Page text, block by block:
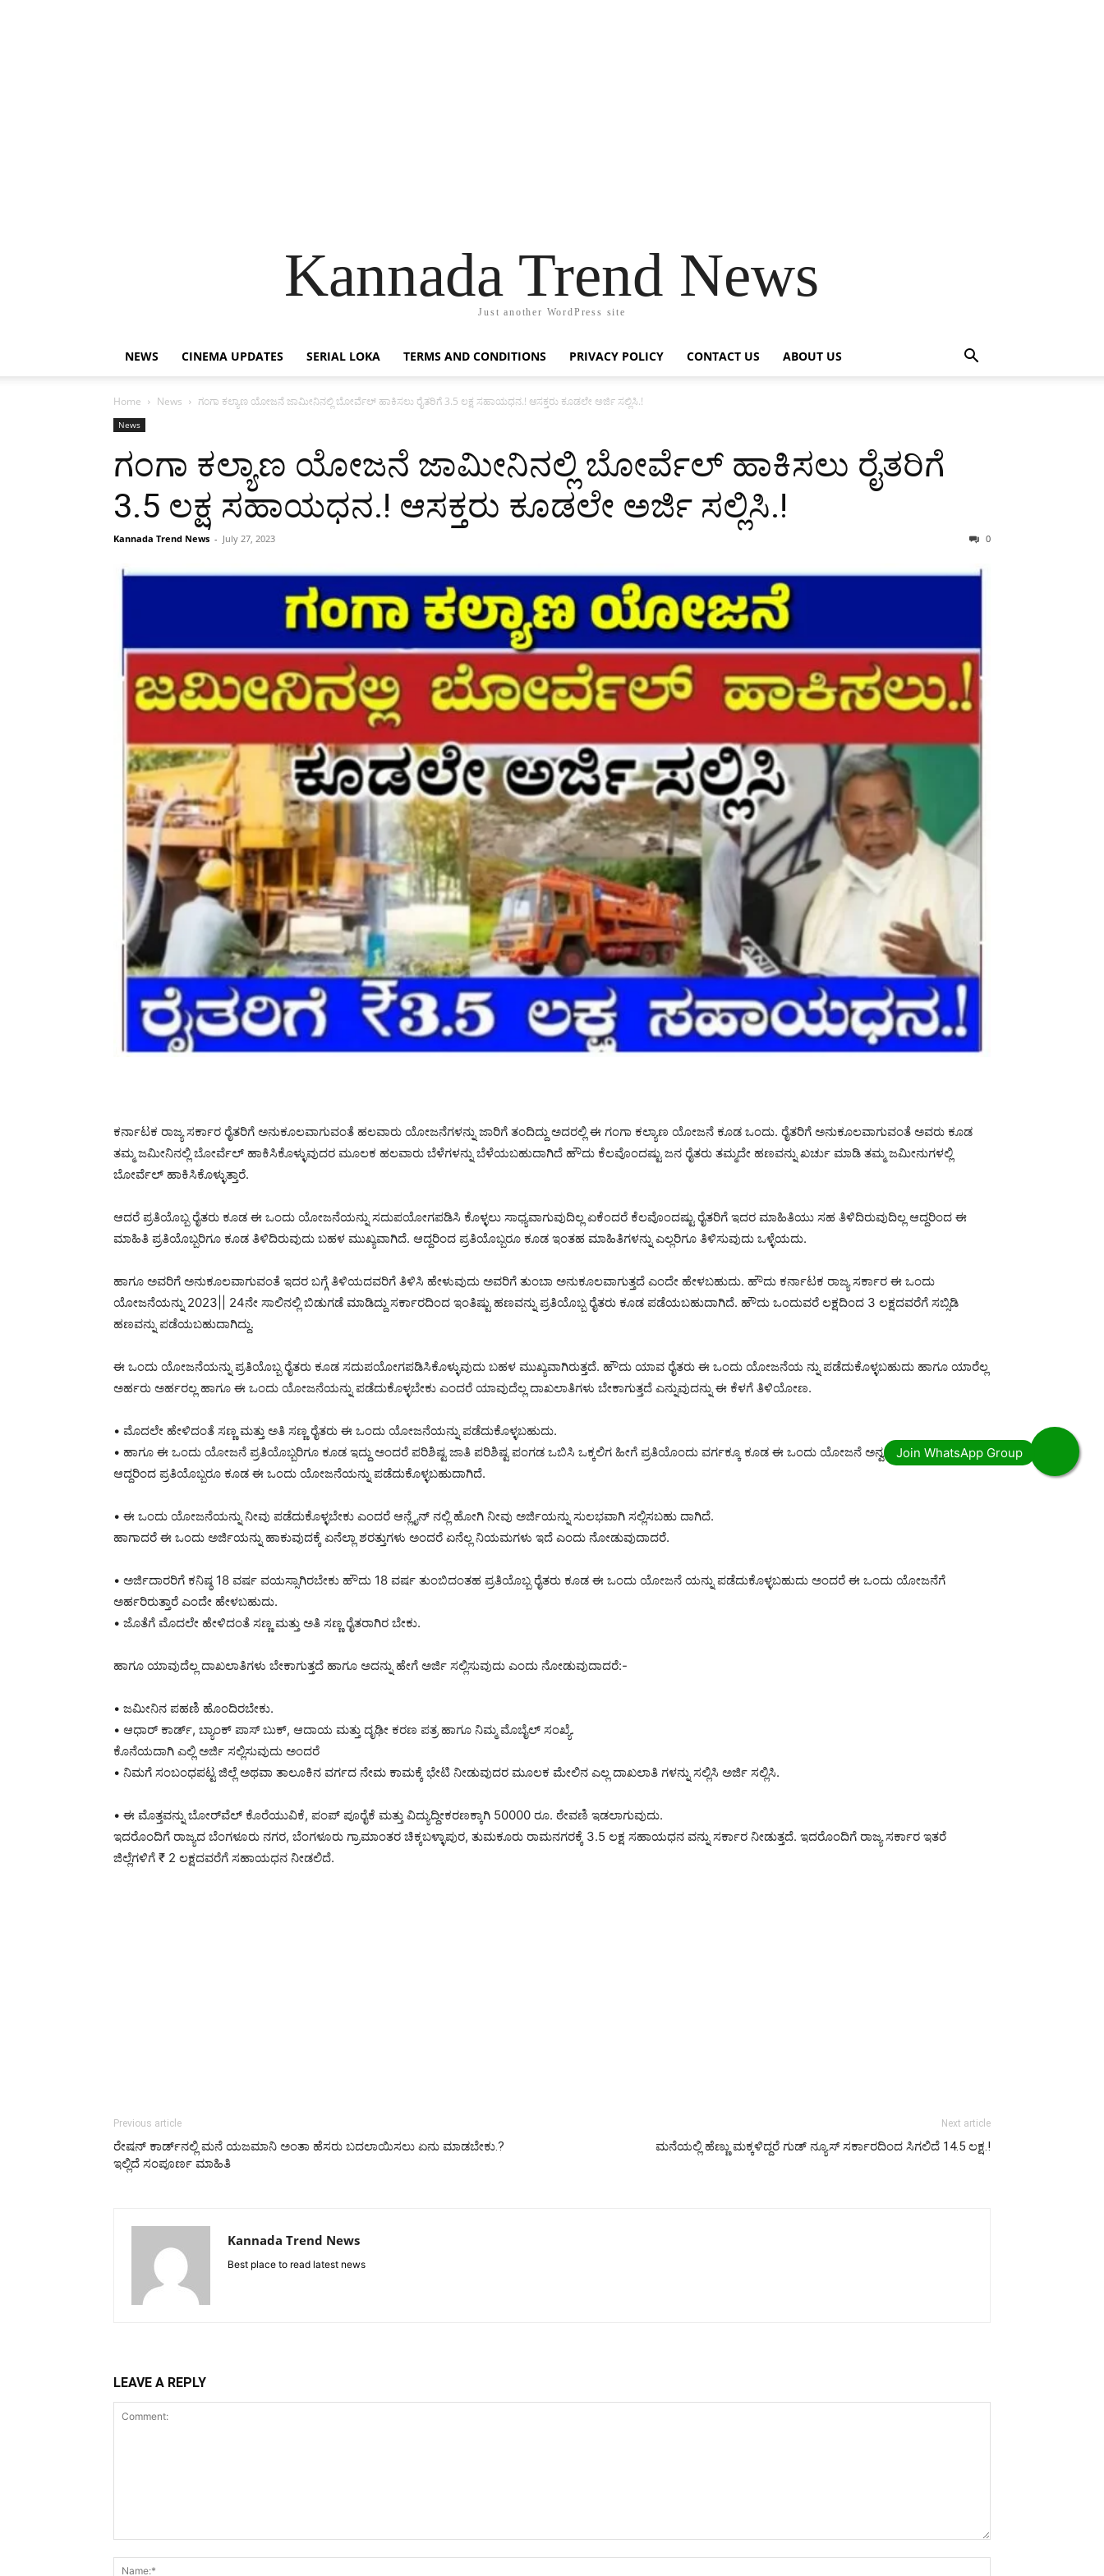
Kannada Trend News
Just another WordPress site
NEWS CINEMA UPDATES SERIAL LOKA TERMS AND CONDITIONS PRIVACY POLICY CONTACT US ABOUT US
Home News ಗಂಗಾ ಕಲ್ಯಾಣ ಯೋಜನೆ ಜಾಮೀನಿನಲ್ಲಿ ಬೋರ್ವೆಲ್ ಹಾಕಿಸಲು ರೈತರಿಗೆ 3.5 ಲಕ್ಷ ಸಹಾಯಧನ.! ಆಸಕ್ತರು ಕೂಡಲೇ ಅರ್ಜಿ ಸಲ್ಲಿಸಿ.!
News
ಗಂಗಾ ಕಲ್ಯಾಣ ಯೋಜನೆ ಜಾಮೀನಿನಲ್ಲಿ ಬೋರ್ವೆಲ್ ಹಾಕಿಸಲು ರೈತರಿಗೆ
3.5 ಲಕ್ಷ ಸಹಾಯಧನ.! ಆಸಕ್ತರು ಕೂಡಲೇ ಅರ್ಜಿ ಸಲ್ಲಿಸಿ.!
Kannada Trend News - July 27, 2023 0
ಕರ್ನಾಟಕ ರಾಜ್ಯ ಸರ್ಕಾರ ರೈತರಿಗೆ ಅನುಕೂಲವಾಗುವಂತೆ ಹಲವಾರು ಯೋಜನೆಗಳನ್ನು ಜಾರಿಗೆ ತಂದಿದ್ದು ಅದರಲ್ಲಿ ಈ ಗಂಗಾ ಕಲ್ಯಾಣ ಯೋಜನೆ ಕೂಡ ಒಂದು. ರೈತರಿಗೆ ಅನುಕೂಲವಾಗುವಂತೆ ಅವರು ಕೂಡ
ತಮ್ಮ ಜಮೀನಿನಲ್ಲಿ ಬೋರ್ವೆಲ್ ಹಾಕಿಸಿಕೊಳ್ಳುವುದರ ಮೂಲಕ ಹಲವಾರು ಬೆಳೆಗಳನ್ನು ಬೆಳೆಯಬಹುದಾಗಿದೆ ಹೌದು ಕೆಲವೊಂದಷ್ಟು ಜನ ರೈತರು ತಮ್ಮದೇ ಹಣವನ್ನು ಖರ್ಚು ಮಾಡಿ ತಮ್ಮ ಜಮೀನುಗಳಲ್ಲಿ
ಬೋರ್ವೆಲ್ ಹಾಕಿಸಿಕೊಳ್ಳುತ್ತಾರೆ.
ಆದರೆ ಪ್ರತಿಯೊಬ್ಬ ರೈತರು ಕೂಡ ಈ ಒಂದು ಯೋಜನೆಯನ್ನು ಸದುಪಯೋಗಪಡಿಸಿ ಕೊಳ್ಳಲು ಸಾಧ್ಯವಾಗುವುದಿಲ್ಲ ಏಕೆಂದರೆ ಕೆಲವೊಂದಷ್ಟು ರೈತರಿಗೆ ಇದರ ಮಾಹಿತಿಯು ಸಹ ತಿಳಿದಿರುವುದಿಲ್ಲ ಆದ್ದರಿಂದ ಈ
ಮಾಹಿತಿ ಪ್ರತಿಯೊಬ್ಬರಿಗೂ ಕೂಡ ತಿಳಿದಿರುವುದು ಬಹಳ ಮುಖ್ಯವಾಗಿದೆ. ಆದ್ದರಿಂದ ಪ್ರತಿಯೊಬ್ಬರೂ ಕೂಡ ಇಂತಹ ಮಾಹಿತಿಗಳನ್ನು ಎಲ್ಲರಿಗೂ ತಿಳಿಸುವುದು ಒಳ್ಳೆಯದು.
ಹಾಗೂ ಅವರಿಗೆ ಅನುಕೂಲವಾಗುವಂತೆ ಇದರ ಬಗ್ಗೆ ತಿಳಿಯದವರಿಗೆ ತಿಳಿಸಿ ಹೇಳುವುದು ಅವರಿಗೆ ತುಂಬಾ ಅನುಕೂಲವಾಗುತ್ತದೆ ಎಂದೇ ಹೇಳಬಹುದು. ಹೌದು ಕರ್ನಾಟಕ ರಾಜ್ಯ ಸರ್ಕಾರ ಈ ಒಂದು
ಯೋಜನೆಯನ್ನು 2023|| 24ನೇ ಸಾಲಿನಲ್ಲಿ ಬಿಡುಗಡೆ ಮಾಡಿದ್ದು ಸರ್ಕಾರದಿಂದ ಇಂತಿಷ್ಟು ಹಣವನ್ನು ಪ್ರತಿಯೊಬ್ಬ ರೈತರು ಕೂಡ ಪಡೆಯಬಹುದಾಗಿದೆ. ಹೌದು ಒಂದುವರೆ ಲಕ್ಷದಿಂದ 3 ಲಕ್ಷದವರೆಗೆ ಸಬ್ಸಿಡಿ
ಹಣವನ್ನು ಪಡೆಯಬಹುದಾಗಿದ್ದು.
ಈ ಒಂದು ಯೋಜನೆಯನ್ನು ಪ್ರತಿಯೊಬ್ಬ ರೈತರು ಕೂಡ ಸದುಪಯೋಗಪಡಿಸಿಕೊಳ್ಳುವುದು ಬಹಳ ಮುಖ್ಯವಾಗಿರುತ್ತದೆ. ಹೌದು ಯಾವ ರೈತರು ಈ ಒಂದು ಯೋಜನೆಯ ನ್ನು ಪಡೆದುಕೊಳ್ಳಬಹುದು ಹಾಗೂ ಯಾರೆಲ್ಲ
ಅರ್ಹರು ಅರ್ಹರಲ್ಲ ಹಾಗೂ ಈ ಒಂದು ಯೋಜನೆಯನ್ನು ಪಡೆದುಕೊಳ್ಳಬೇಕು ಎಂದರೆ ಯಾವುದೆಲ್ಲ ದಾಖಲಾತಿಗಳು ಬೇಕಾಗುತ್ತದೆ ಎನ್ನುವುದನ್ನು ಈ ಕೆಳಗೆ ತಿಳಿಯೋಣ.
• ಮೊದಲೇ ಹೇಳಿದಂತೆ ಸಣ್ಣ ಮತ್ತು ಅತಿ ಸಣ್ಣ ರೈತರು ಈ ಒಂದು ಯೋಜನೆಯನ್ನು ಪಡೆದುಕೊಳ್ಳಬಹುದು.
• ಹಾಗೂ ಈ ಒಂದು ಯೋಜನೆ ಪ್ರತಿಯೊಬ್ಬರಿಗೂ ಕೂಡ ಇದ್ದು ಅಂದರೆ ಪರಿಶಿಷ್ಟ ಜಾತಿ ಪರಿಶಿಷ್ಟ ಪಂಗಡ ಒಬಿಸಿ ಒಕ್ಕಲಿಗ ಹೀಗೆ ಪ್ರತಿಯೊಂದು ವರ್ಗಕ್ಕೂ ಕೂಡ ಈ ಒಂದು ಯೋಜನೆ ಅನ್ವಯವಾಗು ತ್ತದೆ.
ಆದ್ದರಿಂದ ಪ್ರತಿಯೊಬ್ಬರೂ ಕೂಡ ಈ ಒಂದು ಯೋಜನೆಯನ್ನು ಪಡೆದುಕೊಳ್ಳಬಹುದಾಗಿದೆ.
• ಈ ಒಂದು ಯೋಜನೆಯನ್ನು ನೀವು ಪಡೆದುಕೊಳ್ಳಬೇಕು ಎಂದರೆ ಆನ್ಲೈನ್ ನಲ್ಲಿ ಹೋಗಿ ನೀವು ಅರ್ಜಿಯನ್ನು ಸುಲಭವಾಗಿ ಸಲ್ಲಿಸಬಹು ದಾಗಿದೆ.
ಹಾಗಾದರೆ ಈ ಒಂದು ಅರ್ಜಿಯನ್ನು ಹಾಕುವುದಕ್ಕೆ ಏನೆಲ್ಲಾ ಶರತ್ತುಗಳು ಅಂದರೆ ಏನೆಲ್ಲ ನಿಯಮಗಳು ಇದೆ ಎಂದು ನೋಡುವುದಾದರೆ.
• ಅರ್ಜಿದಾರರಿಗೆ ಕನಿಷ್ಠ 18 ವರ್ಷ ವಯಸ್ಸಾಗಿರಬೇಕು ಹೌದು 18 ವರ್ಷ ತುಂಬಿದಂತಹ ಪ್ರತಿಯೊಬ್ಬ ರೈತರು ಕೂಡ ಈ ಒಂದು ಯೋಜನೆ ಯನ್ನು ಪಡೆದುಕೊಳ್ಳಬಹುದು ಅಂದರೆ ಈ ಒಂದು ಯೋಜನೆಗೆ
ಅರ್ಹರಿರುತ್ತಾರೆ ಎಂದೇ ಹೇಳಬಹುದು.
• ಜೊತೆಗೆ ಮೊದಲೇ ಹೇಳಿದಂತೆ ಸಣ್ಣ ಮತ್ತು ಅತಿ ಸಣ್ಣ ರೈತರಾಗಿರ ಬೇಕು.
ಹಾಗೂ ಯಾವುದೆಲ್ಲ ದಾಖಲಾತಿಗಳು ಬೇಕಾಗುತ್ತದೆ ಹಾಗೂ ಅದನ್ನು ಹೇಗೆ ಅರ್ಜಿ ಸಲ್ಲಿಸುವುದು ಎಂದು ನೋಡುವುದಾದರೆ:-
• ಜಮೀನಿನ ಪಹಣಿ ಹೊಂದಿರಬೇಕು.
• ಆಧಾರ್ ಕಾರ್ಡ್, ಬ್ಯಾಂಕ್ ಪಾಸ್ ಬುಕ್, ಆದಾಯ ಮತ್ತು ದೃಢೀ ಕರಣ ಪತ್ರ ಹಾಗೂ ನಿಮ್ಮ ಮೊಬೈಲ್ ಸಂಖ್ಯೆ.
ಕೊನೆಯದಾಗಿ ಎಲ್ಲಿ ಅರ್ಜಿ ಸಲ್ಲಿಸುವುದು ಅಂದರೆ
• ನಿಮಗೆ ಸಂಬಂಧಪಟ್ಟ ಜಿಲ್ಲೆ ಅಥವಾ ತಾಲೂಕಿನ ವರ್ಗದ ನೇಮ ಕಾಮಕ್ಕೆ ಭೇಟಿ ನೀಡುವುದರ ಮೂಲಕ ಮೇಲಿನ ಎಲ್ಲ ದಾಖಲಾತಿ ಗಳನ್ನು ಸಲ್ಲಿಸಿ ಅರ್ಜಿ ಸಲ್ಲಿಸಿ.
• ಈ ಮೊತ್ತವನ್ನು ಬೋರ್‌ವೆಲ್ ಕೊರೆಯುವಿಕೆ, ಪಂಪ್ ಪೂರೈಕೆ ಮತ್ತು ವಿದ್ಯುದ್ದೀಕರಣಕ್ಕಾಗಿ 50000 ರೂ. ಠೇವಣಿ ಇಡಲಾಗುವುದು.
ಇದರೊಂದಿಗೆ ರಾಜ್ಯದ ಬೆಂಗಳೂರು ನಗರ, ಬೆಂಗಳೂರು ಗ್ರಾಮಾಂತರ ಚಿಕ್ಕಬಳ್ಳಾಪುರ, ತುಮಕೂರು ರಾಮನಗರಕ್ಕೆ 3.5 ಲಕ್ಷ ಸಹಾಯಧನ ವನ್ನು ಸರ್ಕಾರ ನೀಡುತ್ತದೆ. ಇದರೊಂದಿಗೆ ರಾಜ್ಯ ಸರ್ಕಾರ ಇತರೆ
ಜಿಲ್ಲೆಗಳಿಗೆ ₹ 2 ಲಕ್ಷದವರೆಗೆ ಸಹಾಯಧನ ನೀಡಲಿದೆ.
Previous article
ರೇಷನ್‌ ಕಾರ್ಡ್‌ನಲ್ಲಿ ಮನೆ ಯಜಮಾನಿ ಅಂತಾ ಹೆಸರು ಬದಲಾಯಿಸಲು ಏನು ಮಾಡಬೇಕು.?
ಇಲ್ಲಿದೆ ಸಂಪೂರ್ಣ ಮಾಹಿತಿ
Next article
ಮನೆಯಲ್ಲಿ ಹೆಣ್ಣು ಮಕ್ಕಳಿದ್ದರೆ ಗುಡ್ ನ್ಯೂಸ್ ಸರ್ಕಾರದಿಂದ ಸಿಗಲಿದೆ 14.5 ಲಕ್ಷ.!
Kannada Trend News
Best place to read latest news
LEAVE A REPLY